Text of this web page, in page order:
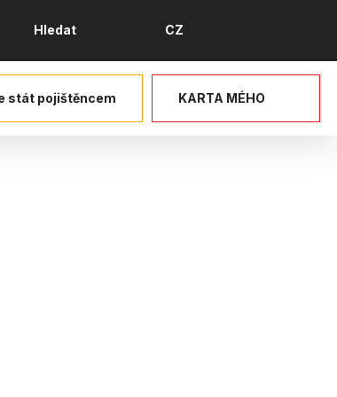
Hledat Jazyk
CZ
stát pojištěncem KARTA MÉHO